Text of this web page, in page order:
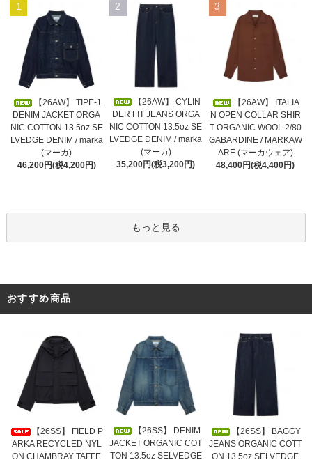
1
【26AW】 TIPE-1
DENIM JACKET ORGA
NIC COTTON 13.5oz SE
LVEDGE DENIM / marka
(マーカ)
46,200円(税4,200円)
2
【26AW】 CYLIN
DER FIT JEANS ORGA
NIC COTTON 13.5oz SE
LVEDGE DENIM / marka
(マーカ)
35,200円(税3,200円)
3
【26AW】 ITALIA
N OPEN COLLAR SHIR
T ORGANIC WOOL 2/80
GABARDINE / MARKAW
ARE (マーカウェア)
48,400円(税4,400円)
もっと見る
おすすめ商品
【26SS】 FIELD P
ARKA RECYCLED NYL
ON CHAMBRAY TAFFE
【26SS】 DENIM
JACKET ORGANIC COT
TON 13.5oz SELVEDGE
【26SS】 BAGGY
JEANS ORGANIC COTT
ON 13.5oz SELVEDGE